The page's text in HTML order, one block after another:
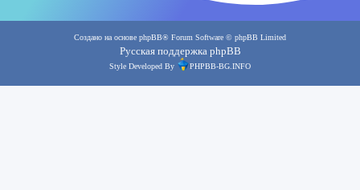
Создано на основе phpBB® Forum Software © phpBB Limited
Русская поддержка phpBB
Style Developed By PHPBB-BG.INFO